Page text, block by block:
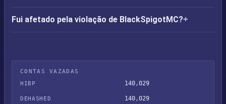
Fui afetado pela violação de BlackSpigotMC?
CONTAS VAZADAS
HIBP
140,029
DEHASHED 140,029